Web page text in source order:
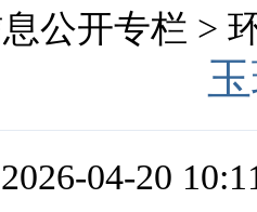
公开专栏 >
04-20